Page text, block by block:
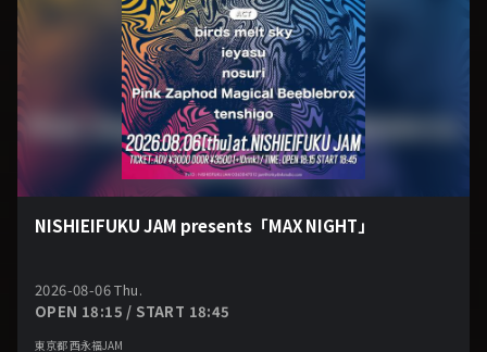
NISHIEIFUKU JAM presents「MAX NIGHT」
2026-08-06 Thu.
OPEN 18:15 / START 18:45
東京都 西永福JAM